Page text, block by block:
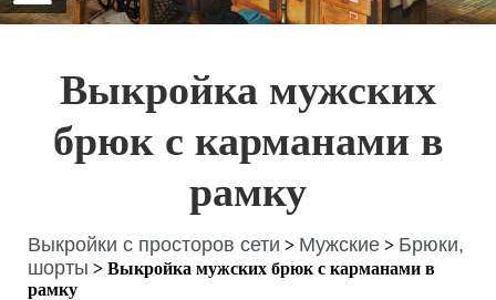
Выкройка мужских
брюк с карманами в
рамку
Выкройки с просторов сети > Мужские > Брюки,
шорты > Выкройка мужских брюк с карманами в
рамку